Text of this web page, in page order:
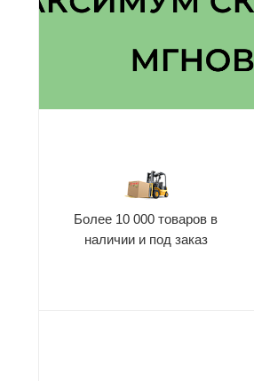
Более 10 000 товаров в
наличии и под заказ